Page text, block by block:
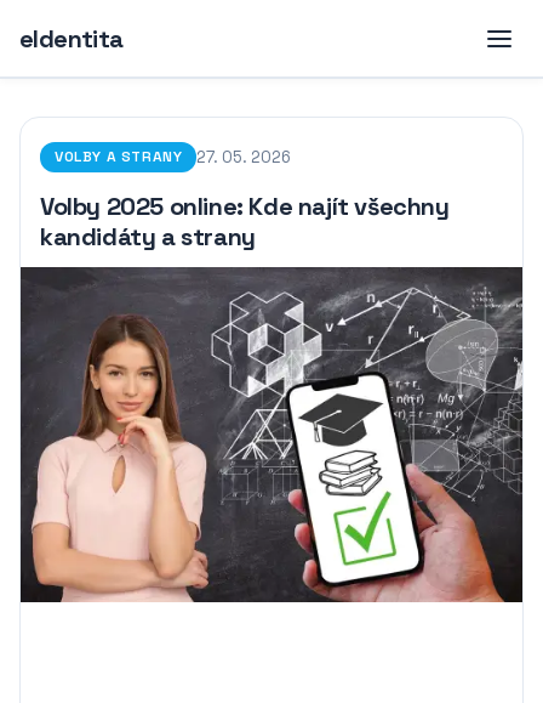
eIdentita
VOLBY A STRANY 27. 05. 2026
Volby 2025 online: Kde najít všechny
kandidáty a strany